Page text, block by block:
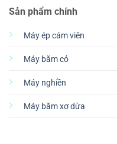
Sản phẩm chính
Máy ép cám viên
Máy băm cỏ
Máy nghiền
Máy băm xơ dừa